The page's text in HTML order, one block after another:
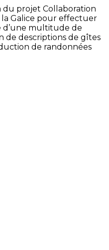
du projet Collaboration
la Galice pour effectuer
d’une multitude de
de descriptions de gîtes
de randonnées